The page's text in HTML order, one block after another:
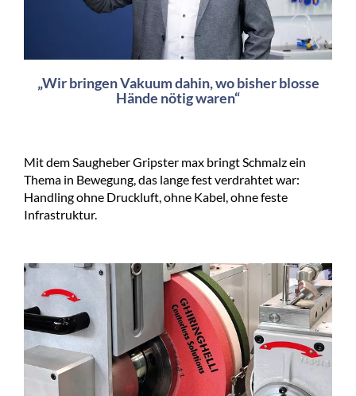
„Wir bringen Vakuum dahin, wo bisher blosse
Hände nötig waren“
Mit dem Saugheber Gripster max bringt Schmalz ein
Thema in Bewegung, das lange fest verdrahtet war:
Handling ohne Druckluft, ohne Kabel, ohne feste
Infrastruktur.